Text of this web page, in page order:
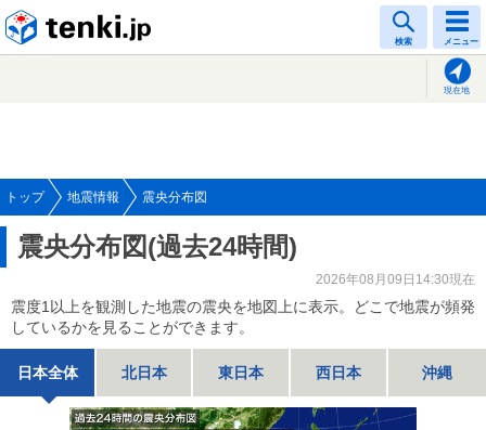
検索 メニュー
現在地
トップ 地震情報 震央分布図
震央分布図(過去24時間)
2026年08月09日14:30現在
震度1以上を観測した地震の震央を地図上に表示。どこで地震が頻発
しているかを見ることができます。
日本全体 北日本 東日本 西日本 沖縄